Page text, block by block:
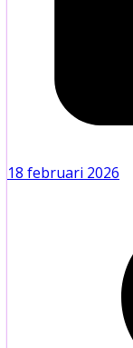
18 februari 2026